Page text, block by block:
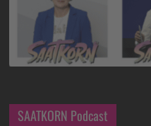
SAATKORN Podcast